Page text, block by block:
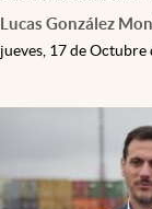
Lucas González
jueves, 17 de Octubre